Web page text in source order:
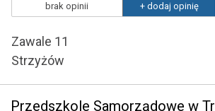
brak opinii + dodaj opinię
Zawale 11
Strzyżów
Przedszkole Samorządowe w